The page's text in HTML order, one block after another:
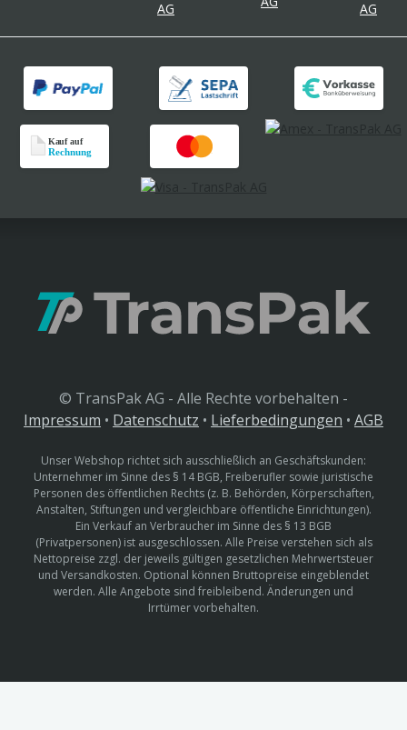
© TransPak AG - Alle Rechte vorbehalten -
Impressum • Datenschutz • Lieferbedingungen • AGB
Unser Webshop richtet sich ausschließlich an Geschäftskunden:
Unternehmer im Sinne des § 14 BGB, Freiberufler sowie juristische
Personen des öffentlichen Rechts (z. B. Behörden, Körperschaften,
Anstalten, Stiftungen und vergleichbare öffentliche Einrichtungen).
Ein Verkauf an Verbraucher im Sinne des § 13 BGB
(Privatpersonen) ist ausgeschlossen. Alle Preise verstehen sich als
Nettopreise zzgl. der jeweils gültigen gesetzlichen Mehrwertsteuer
und Versandkosten. Optional können Bruttopreise eingeblendet
werden. Alle Angebote sind freibleibend. Änderungen und
Irrtümer vorbehalten.